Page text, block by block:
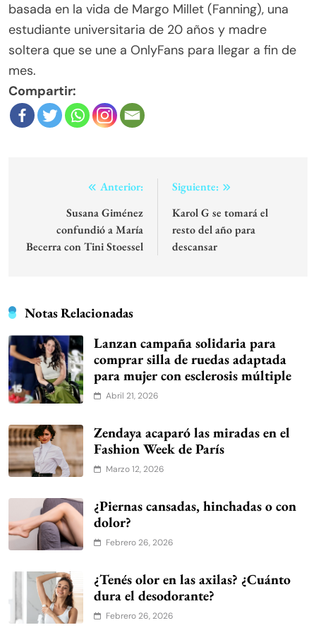
basada en la vida de Margo Millet (Fanning), una
estudiante universitaria de 20 años y madre
soltera que se une a OnlyFans para llegar a fin de
mes.
Compartir:
Navegación
entradas
Anterior:
Susana Giménez
confundió a María
Becerra con Tini Stoessel
Siguiente:
Karol G se tomará el
resto del año para
descansar
Notas Relacionadas
Lanzan campaña solidaria para
comprar silla de ruedas adaptada
para mujer con esclerosis múltiple
Abril 21, 2026
Zendaya acaparó las miradas en el
Fashion Week de París
Marzo 12, 2026
¿Piernas cansadas, hinchadas o con
dolor?
Febrero 26, 2026
¿Tenés olor en las axilas? ¿Cuánto
dura el desodorante?
Febrero 26, 2026